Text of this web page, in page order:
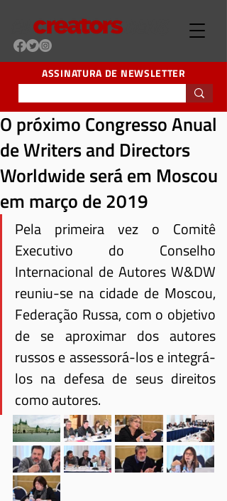
ASSINATURA DE NEWSLETTER
O próximo Congresso Anual
de Writers and Directors
Worldwide será em Moscou
em março de 2019
Pela primeira vez o Comitê
Executivo do Conselho
Internacional de Autores W&DW
reuniu-se na cidade de Moscou,
Federação Russa, com o objetivo
de se aproximar dos autores
russos e assessorá-los e integrá-
los na defesa de seus direitos
como autores.